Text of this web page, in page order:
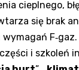
cieplnego,
się brak
wymagań
i szkoleń